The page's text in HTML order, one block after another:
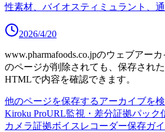
性素材、バイオスティミュラント、
2026/4/20
www.pharmafoods.co.jpのウェブアーカ
のページが削除されても、保存され
HTMLで内容を確認できます。
他のページを保存するアーカイブを
Kiroku ProURL監視・差分証拠パック
カメラ証拠ボイスレコーダー保存ガ